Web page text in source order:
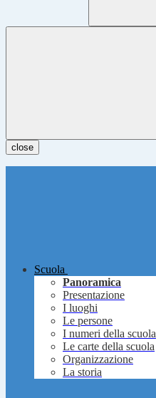
close
Scuola
Panoramica
Presentazione
I luoghi
Le persone
I numeri della scuola
Le carte della scuola
Organizzazione
La storia